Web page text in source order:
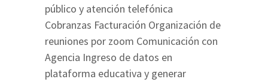
público y atención telefónica
Cobranzas Facturación Organización de
reuniones por zoom Comunicación con
Agencia Ingreso de datos en
plataforma educativa y generar